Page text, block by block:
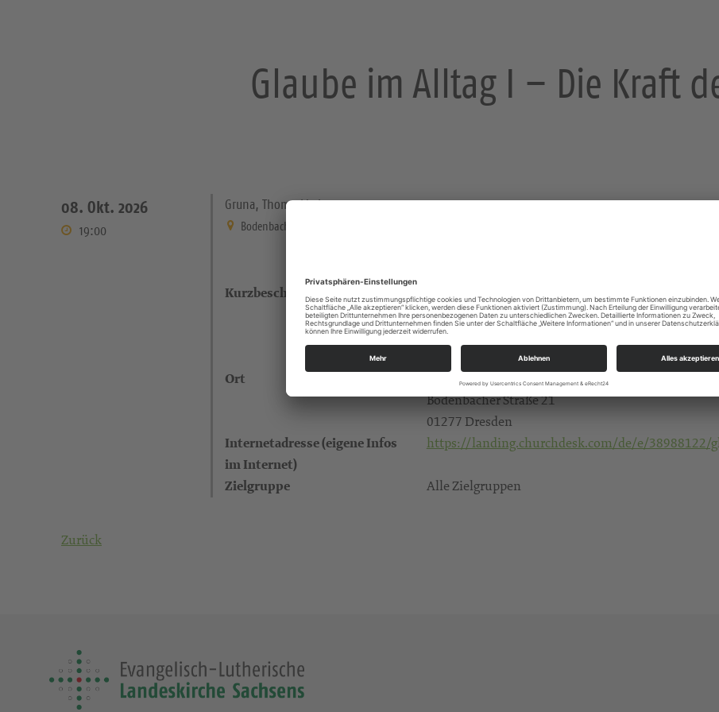
Glaube im Alltag I – Die Kraft
08. Okt. 2026
19:00
Gruna, Thomaskirche
Bodenbacher Straße 21 Dresden
Kurzbeschreibung
Miteinander den Glauben "praktizieren", so ähnlich
von "Glaube im Alltag".
Im ersten Teil "Kraft der Stille" schweigen wir
Ort
Gruna, Thomaskirche
Bodenbacher Straße 21
01277 Dresden
Internetadresse (eigene Infos
im Internet)
https://landing.churchdesk.com/de/e/
Zielgruppe Alle Zielgruppen
Zurück